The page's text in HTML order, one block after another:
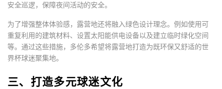
安全巡逻，保障夜间活动的安全。
为了增强整体体验感，露营地还将融入绿色设计理念。例如使用可
重复利用的建筑材料、设置太阳能供电设备以及建立临时绿化空间
等。通过这些措施，多伦多希望将露营地打造为既环保又舒适的世
界杯球迷聚集地。
三、打造多元球迷文化